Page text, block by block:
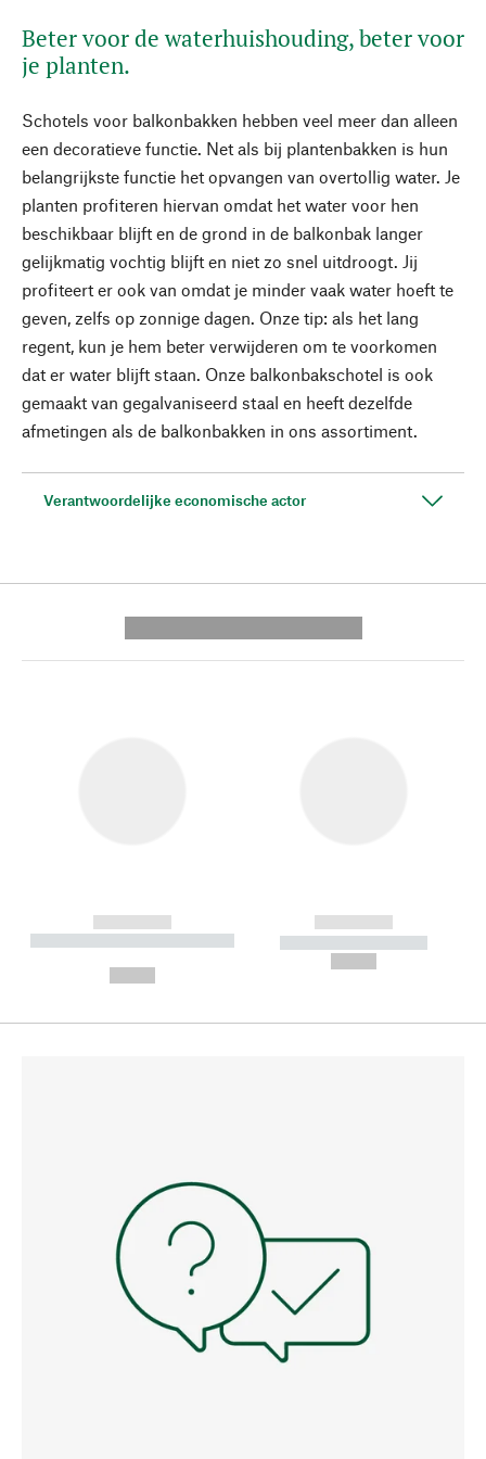
Beter voor de waterhuishouding, beter voor
je planten.
Schotels voor balkonbakken hebben veel meer dan alleen
een decoratieve functie. Net als bij plantenbakken is hun
belangrijkste functie het opvangen van overtollig water. Je
planten profiteren hiervan omdat het water voor hen
beschikbaar blijft en de grond in de balkonbak langer
gelijkmatig vochtig blijft en niet zo snel uitdroogt. Jij
profiteert er ook van omdat je minder vaak water hoeft te
geven, zelfs op zonnige dagen. Onze tip: als het lang
regent, kun je hem beter verwijderen om te voorkomen
dat er water blijft staan. Onze balkonbakschotel is ook
gemaakt van gegalvaniseerd staal en heeft dezelfde
afmetingen als de balkonbakken in ons assortiment.
Verantwoordelijke economische actor
------------
----------- ----------- --------
------------
----------- -----------